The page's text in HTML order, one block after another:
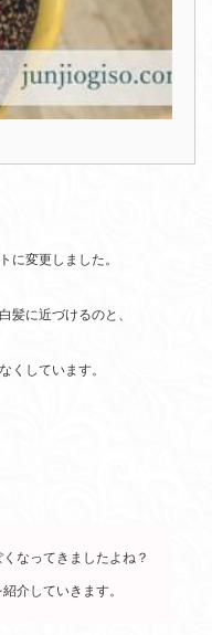
に変更しました。
髪に近づけるのと、
くしています。
なってきましたよね？
介していきます。